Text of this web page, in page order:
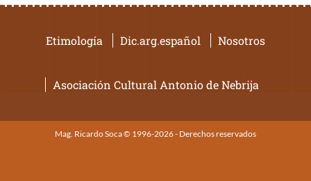
Etimología Dic.arg.español Nosotros
Asociación Cultural Antonio de Nebrija
Mag. Ricardo Soca © 1996-2026 - Derechos reservados